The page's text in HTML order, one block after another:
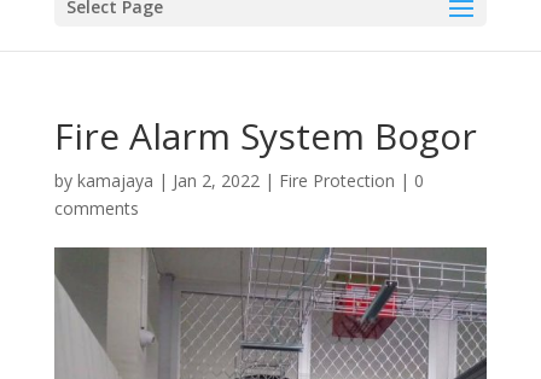
Select Page
Fire Alarm System Bogor
by kamajaya | Jan 2, 2022| Fire Protection | 0
comments